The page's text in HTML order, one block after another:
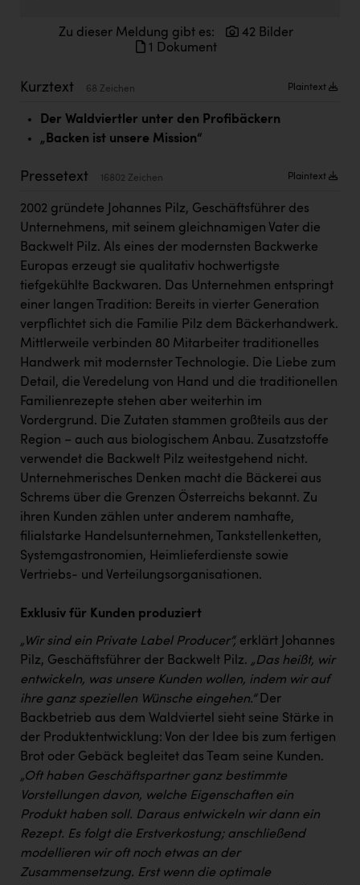
Fristads Austria
Immotech
INTERSPAR
INTERSPORT Austria
Jesolo
Jane Goodall Institute Austria
Kärcher
Karin Liedl
KIWI Kinderwunsch Institut Dr. Loimer
KLIPP Frisör
Kleider Bauer
Kremsmüller Anlagenbau GmbH
Maximarkt
Oldtimer Raststationen und Motorhotels
Österreichischer Kachelofenverband
Orlen
Passage Linz
PÜSPÖK
RE/MAX Welcome
Resch&Frisch
RUBBLE MASTER
Zu dieser Meldung gibt es:
42 Bilder
1 Dokument
Kurztext 68 Zeichen Plaintext
Der Waldviertler unter den Profibäckern
„Backen ist unsere Mission“
Pressetext 16802 Zeichen Plaintext
2002 gründete Johannes Pilz, Geschäftsführer des
Unternehmens, mit seinem gleichnamigen Vater die
Backwelt Pilz. Als eines der modernsten Backwerke
Europas erzeugt sie qualitativ hochwertigste
tiefgekühlte Backwaren. Das Unternehmen entspringt
einer langen Tradition: Bereits in vierter Generation
verpflichtet sich die Familie Pilz dem Bäckerhandwerk.
Mittlerweile verbinden 80 Mitarbeiter traditionelles
Handwerk mit modernster Technologie. Die Liebe zum
Detail, die Veredelung von Hand und die traditionellen
Familienrezepte stehen aber weiterhin im
Vordergrund. Die Zutaten stammen großteils aus der
Region – auch aus biologischem Anbau. Zusatzstoffe
verwendet die Backwelt Pilz weitestgehend nicht.
Unternehmerisches Denken macht die Bäckerei aus
Schrems über die Grenzen Österreichs bekannt. Zu
ihren Kunden zählen unter anderem namhafte,
filialstarke Handelsunternehmen, Tankstellenketten,
Systemgastronomien, Heimlieferdienste sowie
Vertriebs- und Verteilungsorganisationen.
Exklusiv für Kunden produziert
„Wir sind ein Private Label Producer“, erklärt Johannes
Pilz, Geschäftsführer der Backwelt Pilz. „Das heißt, wir
entwickeln, was unsere Kunden wollen, indem wir auf
ihre ganz speziellen Wünsche eingehen.“Der
Backbetrieb aus dem Waldviertel sieht seine Stärke in
der Produktentwicklung: Von der Idee bis zum fertigen
Brot oder Gebäck begleitet das Team seine Kunden.
„Oft haben Geschäftspartner ganz bestimmte
Vorstellungen davon, welche Eigenschaften ein
Produkt haben soll. Daraus entwickeln wir dann ein
Rezept. Es folgt die Erstverkostung; anschließend
modellieren wir oft noch etwas an der
Zusammensetzung. Erst wenn die optimale